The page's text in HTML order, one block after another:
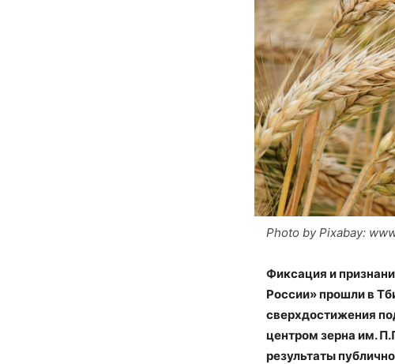
Photo by Pixabay:
Фиксация и
России» прошли в
сверхдостижения
центром зерна им.
результаты